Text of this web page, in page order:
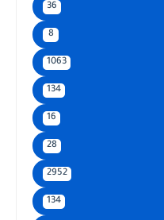
36
8
1063
134
16
28
2952
134